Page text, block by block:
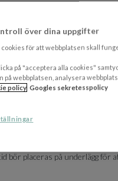
vi följande skötsel:
Detta skyddar ytan och
på användning och
skapar ett extra
det tränger in, men det gör
placeras på underlägg för
över dina uppgifter
för att webbplatsen skall
på "acceptera alla cookies"
på webbplatsen, analysera
policy Googles sekretesspolicy